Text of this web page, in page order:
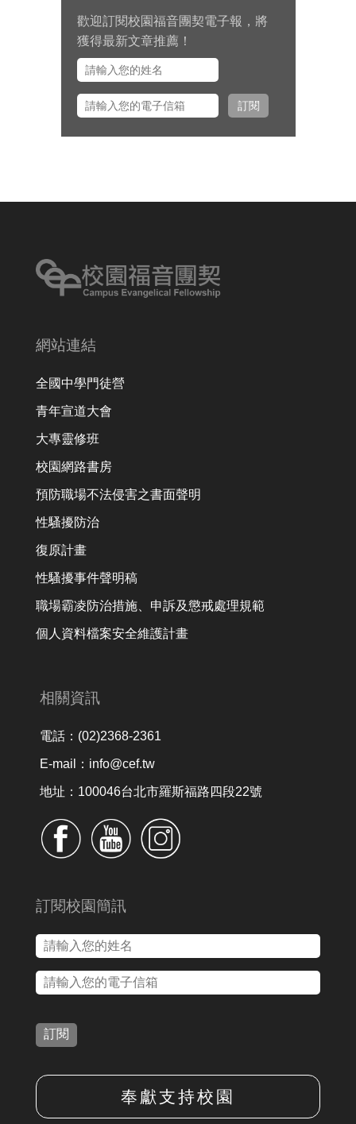
九月 15 日至十月 2 日期間，總幹
事左心泰牧師將與團契部主任陳怡
安傳道、大學事工組主任田正平傳
之友並舉辦校園之友會，願主看顧
歡迎訂閱校園福音團契電子報，將
獲得最新文章推薦！
訂閱
網站連結
全國中學門徒營
青年宣道大會
大專靈修班
校園網路書房
預防職場不法侵害之書面聲明
性騷擾防治
復原計畫
性騷擾事件聲明稿
職場霸凌防治措施、申訴及懲戒處理規範
個人資料檔案安全維護計畫
相關資訊
電話：(02)2368-2361
E-mail：info@cef.tw
地址：100046台北市羅斯福路四段22號
訂閱校園簡訊
訂閱
奉獻支持校園